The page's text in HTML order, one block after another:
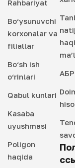
Rahbariyat
Bo‘ysunuvchi
korxonalar va
filiallar
Bo‘sh ish
o‘rinlari
Qabul kunlari
Kasaba
uyushmasi
Poligon
haqida